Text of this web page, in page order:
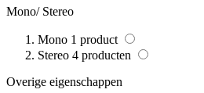
Mono/ Stereo
Mono 1 product
Stereo 4 producten
Overige eigenschappen